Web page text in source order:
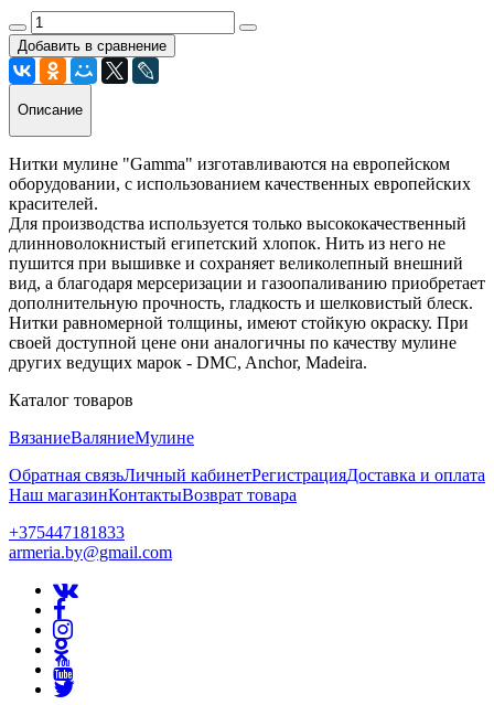
Добавить в сравнение
Описание
Нитки мулине "Gamma" изготавливаются на европейском
оборудовании, с использованием качественных европейских
красителей.
Для производства используется только высококачественный
длинноволокнистый египетский хлопок. Нить из него не
пушится при вышивке и сохраняет великолепный внешний
вид, а благодаря мерсеризации и газоопаливанию приобретает
дополнительную прочность, гладкость и шелковистый блеск.
Нитки равномерной толщины, имеют стойкую окраску. При
своей доступной цене они аналогичны по качеству мулине
других ведущих марок - DMC, Anchor, Madeira.
Каталог товаров
ВязаниеВаляниеМулине
Обратная связьЛичный кабинетРегистрацияДоставка и оплата
Наш магазинКонтактыВозврат товара
+375447181833
armeria.by@gmail.com